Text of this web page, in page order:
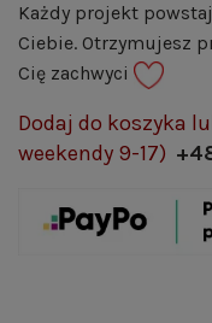
Każdy projekt
Ciebie. Otrzymujesz
Cię zachwyci
Dodaj do koszyka
weekendy 9-17)